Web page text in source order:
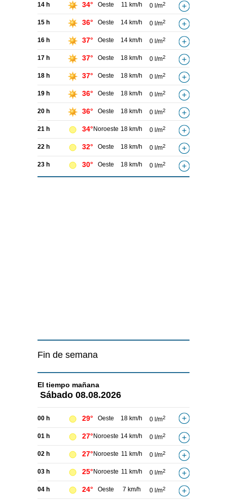
14 h 34° Oeste 11 km/h 0 l/m2
15 h 36° Oeste 14 km/h 0 l/m2
16 h 37° Oeste 14 km/h 0 l/m2
17 h 37° Oeste 18 km/h 0 l/m2
18 h 37° Oeste 18 km/h 0 l/m2
19 h 36° Oeste 18 km/h 0 l/m2
20 h 36° Oeste 18 km/h 0 l/m2
21 h 34° Noroeste 18 km/h 0 l/m2
22 h 32° Oeste 18 km/h 0 l/m2
23 h 30° Oeste 18 km/h 0 l/m2
Fin de semana
El tiempo mañana
Sábado 08.08.2026
00 h 29° Oeste 18 km/h 0 l/m2
01 h 27° Noroeste 14 km/h 0 l/m2
02 h 27° Noroeste 11 km/h 0 l/m2
03 h 25° Noroeste 11 km/h 0 l/m2
04 h 24° Oeste 7 km/h 0 l/m2